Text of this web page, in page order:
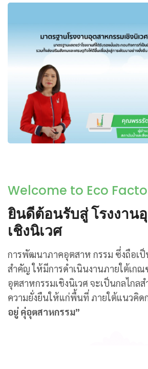
Welcome to Eco
ยินดีต้อนรับสู่ โรงงาน
เชิงนิเวศ
การพัฒนาภาคอุตสาห กรรม ซึ่งถือเป็
สำคัญ ให้มีการดำเนินงานภายใต้เกณ
อุตสาหกรรมเชิงนิเวศ จะเป็นกลไกล
ความยั่งยืนให้แก่พื้นที่ ภายใต้แนวคิ
อยู่ คุ่อุตสาหกรรม”